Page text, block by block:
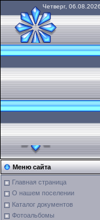
Четверг,
Меню сайта
Главная страница
О нашем поселении
Каталог документов
Фотоальбомы